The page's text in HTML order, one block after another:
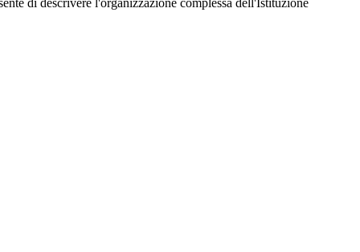
di descrivere l'organizzazione complessa dell'Istituzione